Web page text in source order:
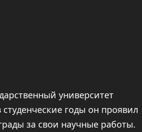
университет
годы он проявил
за свои научные работы.